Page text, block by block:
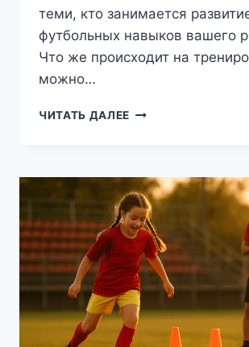
теми, кто занимается
футбольных навыков вашего
Что же происходит на
можно…
ЧИТАТЬ ДАЛЕЕ ПОДДЕРЖКА
РОДИТЕЛЯМ
УСПЕШНО
С
ТРЕНЕРАМИ